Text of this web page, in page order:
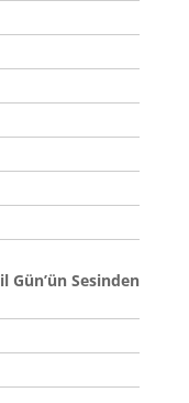
Gün’ün Sesinden